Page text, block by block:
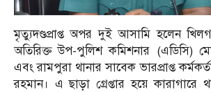
মৃত্যুদণ্ডপ্রাপ্ত অপর দুই আসামি হলেন
অতিরিক্ত উপ-পুলিশ কমিশনার (এডিসি)
এবং রামপুরা থানার সাবেক ভারপ্রাপ্ত
রহমান। এ ছাড়া গ্রেপ্তার হয়ে কারাগারে